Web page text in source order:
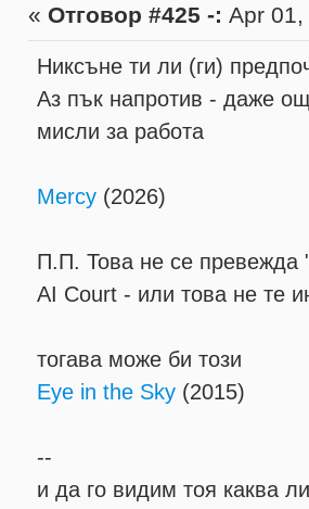
« Отговор #425 -: Apr
Никсъне ти ли (ги)
Аз пък напротив - даже
мисли за работа
Mercy (2026)
П.П. Това не се превежда
AI Court - или това не те
тогава може би този
Eye in the Sky (2015)
--
и да го видим тоя каква